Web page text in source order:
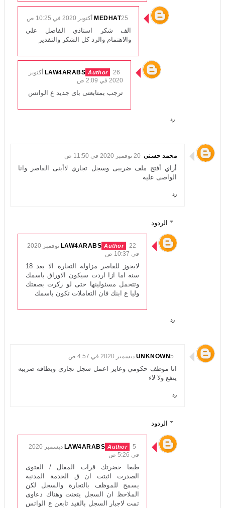
MEDHAT25 أكتوبر 2020 في 10:25 ص
الف شكر استاذي الفاضل على
والاهتمام والرد كل الشكر والتقدير
LAW4ARABS 26 أكتوبر
2020 في 2:09 ص
ترجب بمتابعتى باى جديد ع الواتس
رد
محمد حسنى 20 نوفمبر 2020 في 11:50 ص
أزاي أفتح ملف ضريبى وسجل تجاري لاأبنى القاصر وانا
الواصى عليه
رد
الردود
LAW4ARABS
22 نوفمبر 2020
في 10:37 ص
لايجوز للقاصر مزاولة التجارة الا بعد 18
سنه اما ازا اردت سيكون الاوراق باسمك
وتتحمل مسئولينها حتى لو زكرت بصفتك
وليا ع ابنك فان التعاملات تكون باسمك
رد
UNKNOWN5 ديسمبر 2020 في 4:57 ص
انا موظف حكومي وعايز اعمل سجل تجاري وبطاقه ضريبه
ينفع ولا لاء
رد
الردود
LAW4ARABS
5 ديسمبر 2020
في 5:26 ص
طبعا حضرتك قرات المقال / الفتوى
الصدرت اثبتت ان ق الخدمة المدنية
يسمح للموظف بالتجارة والسجل لكن
الملاحظ ان السجل يتعنت وهناك دعاوى
تمت لاجبار السجل بالقيد تابعن ع الواتس